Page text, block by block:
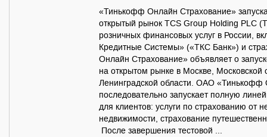
«Тинькофф Онлайн Страхование»
открытый рынок TCS Group Holding PLC
розничных финансовых услуг в России,
Кредитные Системы» («ТКС Банк») и
Онлайн Страхование» объявляет о
на открытом рынке в Москве, Московской
Ленинградской области. ОАО «Тинькофф
последовательно запускает полную
для клиентов: услуги по страхованию от
недвижимости, страхование
После завершения тестовой ...